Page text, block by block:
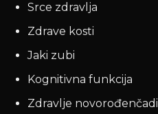
Srce zdravlja
Zdrave kosti
Jaki zubi
Kognitivna funkcija
Zdravlje novorođenčadi